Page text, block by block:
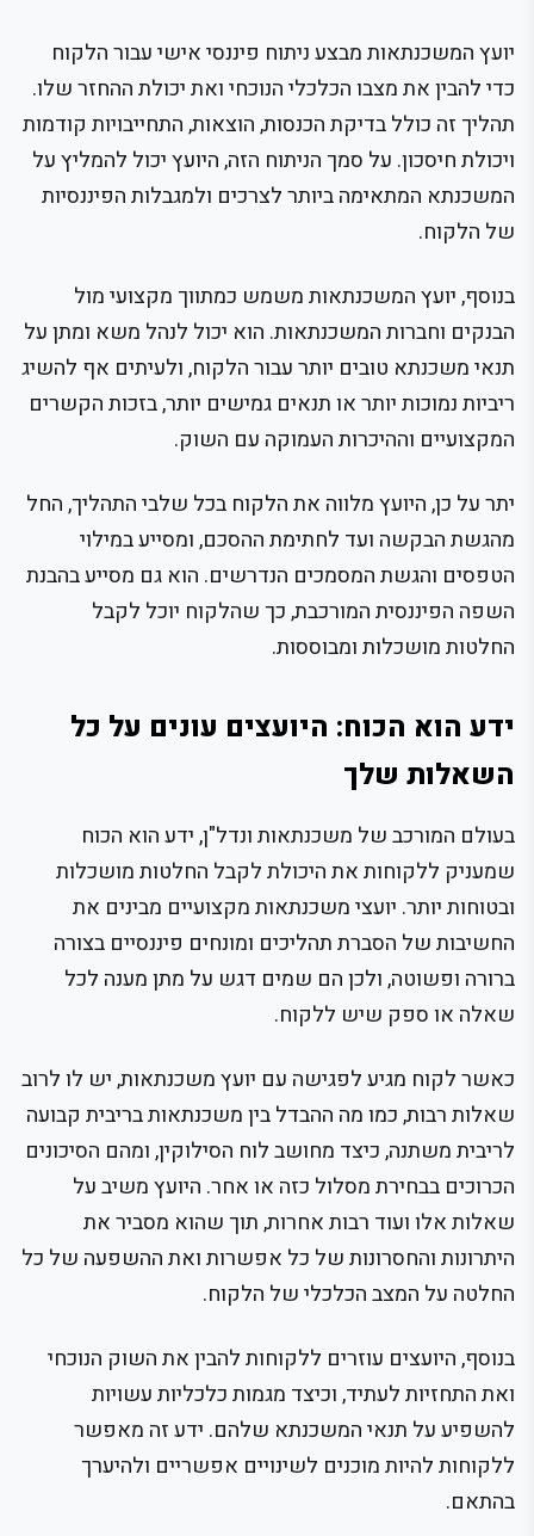
יועץ המשכנתאות מבצע ניתוח פיננסי אישי עבור הלקוח
כדי להבין את מצבו הכלכלי הנוכחי ואת יכולת ההחזר שלו.
תהליך זה כולל בדיקת הכנסות, הוצאות, התחייבויות קודמות
ויכולת חיסכון. על סמך הניתוח הזה, היועץ יכול להמליץ על
המשכנתא המתאימה ביותר לצרכים ולמגבלות הפיננסיות
של הלקוח.
בנוסף, יועץ המשכנתאות משמש כמתווך מקצועי מול
הבנקים וחברות המשכנתאות. הוא יכול לנהל משא ומתן על
תנאי משכנתא טובים יותר עבור הלקוח, ולעיתים אף להשיג
ריביות נמוכות יותר או תנאים גמישים יותר, בזכות הקשרים
המקצועיים וההיכרות העמוקה עם השוק.
יתר על כן, היועץ מלווה את הלקוח בכל שלבי התהליך, החל
מהגשת הבקשה ועד לחתימת ההסכם, ומסייע במילוי
הטפסים והגשת המסמכים הנדרשים. הוא גם מסייע בהבנת
השפה הפיננסית המורכבת, כך שהלקוח יוכל לקבל
החלטות מושכלות ומבוססות.
ידע הוא הכוח: היועצים עונים על כל
השאלות שלך
בעולם המורכב של משכנתאות ונדל"ן, ידע הוא הכוח
שמעניק ללקוחות את היכולת לקבל החלטות מושכלות
ובטוחות יותר. יועצי משכנתאות מקצועיים מבינים את
החשיבות של הסברת תהליכים ומונחים פיננסיים בצורה
ברורה ופשוטה, ולכן הם שמים דגש על מתן מענה לכל
שאלה או ספק שיש ללקוח.
כאשר לקוח מגיע לפגישה עם יועץ משכנתאות, יש לו לרוב
שאלות רבות, כמו מה ההבדל בין משכנתאות בריבית קבועה
לריבית משתנה, כיצד מחושב לוח הסילוקין, ומהם הסיכונים
הכרוכים בבחירת מסלול כזה או אחר. היועץ משיב על
שאלות אלו ועוד רבות אחרות, תוך שהוא מסביר את
היתרונות והחסרונות של כל אפשרות ואת ההשפעה של כל
החלטה על המצב הכלכלי של הלקוח.
בנוסף, היועצים עוזרים ללקוחות להבין את השוק הנוכחי
ואת התחזיות לעתיד, וכיצד מגמות כלכליות עשויות
להשפיע על תנאי המשכנתא שלהם. ידע זה מאפשר
ללקוחות להיות מוכנים לשינויים אפשריים ולהיערך
בהתאם.